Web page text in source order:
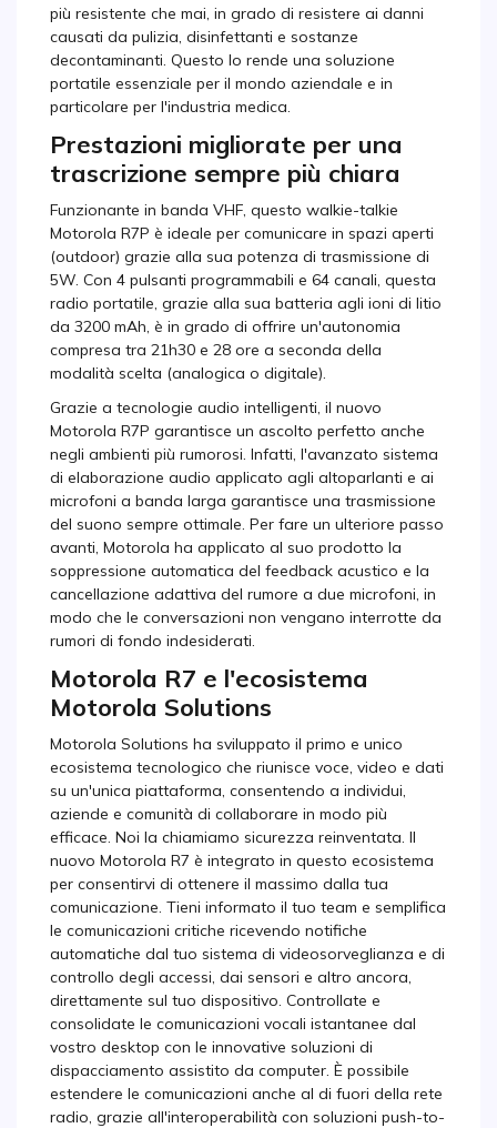
più resistente che mai, in grado di resistere ai danni
causati da pulizia, disinfettanti e sostanze
decontaminanti. Questo lo rende una soluzione
portatile essenziale per il mondo aziendale e in
particolare per l'industria medica.
Prestazioni migliorate per una
trascrizione sempre più chiara
Funzionante in banda VHF, questo walkie-talkie
Motorola R7P è ideale per comunicare in spazi aperti
(outdoor) grazie alla sua potenza di trasmissione di
5W. Con 4 pulsanti programmabili e 64 canali, questa
radio portatile, grazie alla sua batteria agli ioni di litio
da 3200 mAh, è in grado di offrire un'autonomia
compresa tra 21h30 e 28 ore a seconda della
modalità scelta (analogica o digitale).
Grazie a tecnologie audio intelligenti, il nuovo
Motorola R7P garantisce un ascolto perfetto anche
negli ambienti più rumorosi. Infatti, l'avanzato sistema
di elaborazione audio applicato agli altoparlanti e ai
microfoni a banda larga garantisce una trasmissione
del suono sempre ottimale. Per fare un ulteriore passo
avanti, Motorola ha applicato al suo prodotto la
soppressione automatica del feedback acustico e la
cancellazione adattiva del rumore a due microfoni, in
modo che le conversazioni non vengano interrotte da
rumori di fondo indesiderati.
Motorola R7 e l'ecosistema
Motorola Solutions
Motorola Solutions ha sviluppato il primo e unico
ecosistema tecnologico che riunisce voce, video e dati
su un'unica piattaforma, consentendo a individui,
aziende e comunità di collaborare in modo più
efficace. Noi la chiamiamo sicurezza reinventata. Il
nuovo Motorola R7 è integrato in questo ecosistema
per consentirvi di ottenere il massimo dalla tua
comunicazione. Tieni informato il tuo team e semplifica
le comunicazioni critiche ricevendo notifiche
automatiche dal tuo sistema di videosorveglianza e di
controllo degli accessi, dai sensori e altro ancora,
direttamente sul tuo dispositivo. Controllate e
consolidate le comunicazioni vocali istantanee dal
vostro desktop con le innovative soluzioni di
dispacciamento assistito da computer. È possibile
estendere le comunicazioni anche al di fuori della rete
radio, grazie all'interoperabilità con soluzioni push-to-